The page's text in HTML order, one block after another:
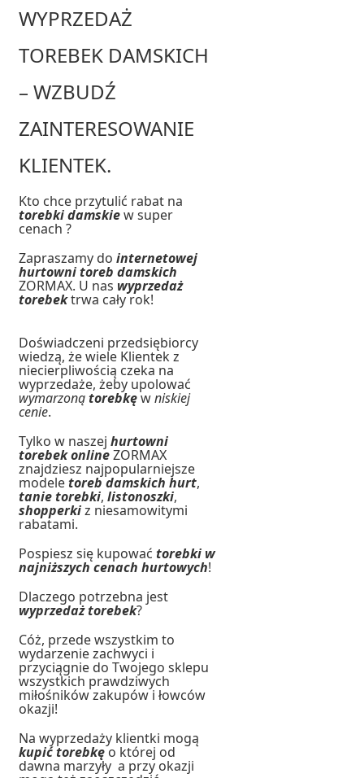
WYPRZEDAŻ
TOREBEK DAMSKICH
– WZBUDŹ
ZAINTERESOWANIE
KLIENTEK.
Kto chce przytulić rabat na
torebki damskiew super
cenach ?
Zapraszamy dointernetowej
hurtowni toreb damskich
ZORMAX. U nas wyprzedaż
torebektrwa cały rok!
Doświadczeni przedsiębiorcy
wiedzą, że wiele Klientek z
niecierpliwością czeka na
wyprzedaże, żeby upolować
wymarzonątorebkęwniskiej
cenie.
Tylko w naszejhurtowni
torebek onlineZORMAX
znajdziesz najpopularniejsze
modeletoreb damskich hurt,
tanie torebki,listonoszki,
shopperkiz niesamowitymi
rabatami.
Pospiesz się kupowaćtorebki w
najniższych cenach hurtowych!
Dlaczego potrzebna jest
wyprzedaż torebek?
Cóż, przede wszystkim to
wydarzenie zachwyci i
przyciągnie do Twojego sklepu
wszystkich prawdziwych
miłośników zakupów i łowców
okazji!
Na wyprzedaży klientki mogą
kupić torebkęo której od
dawna marzyły a przy okazji